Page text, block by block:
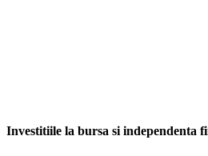
Investitiile la bursa si independenta